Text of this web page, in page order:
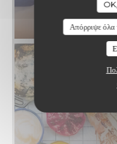
Απόρριψε